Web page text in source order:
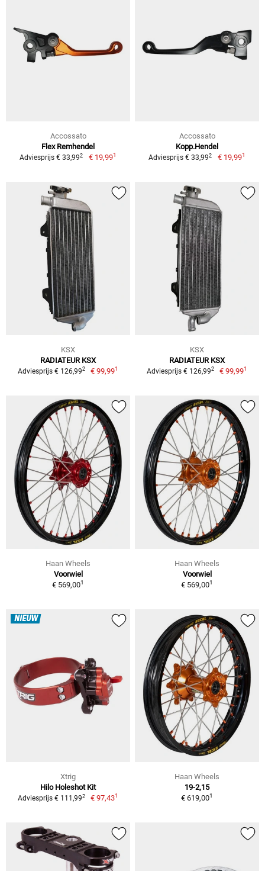
Accossato
Flex Remhendel
Adviesprijs € 33,992 € 19,991
Accossato
Kopp.Hendel
Adviesprijs € 33,992 € 19,991
KSX
RADIATEUR KSX
Adviesprijs € 126,992 € 99,991
KSX
RADIATEUR KSX
Adviesprijs € 126,992 € 99,991
Haan Wheels
Voorwiel
€ 569,001
Haan Wheels
Voorwiel
€ 569,001
NIEUW
Xtrig
Hilo Holeshot Kit
Adviesprijs € 111,992 € 97,431
Haan Wheels
19-2,15
€ 619,001